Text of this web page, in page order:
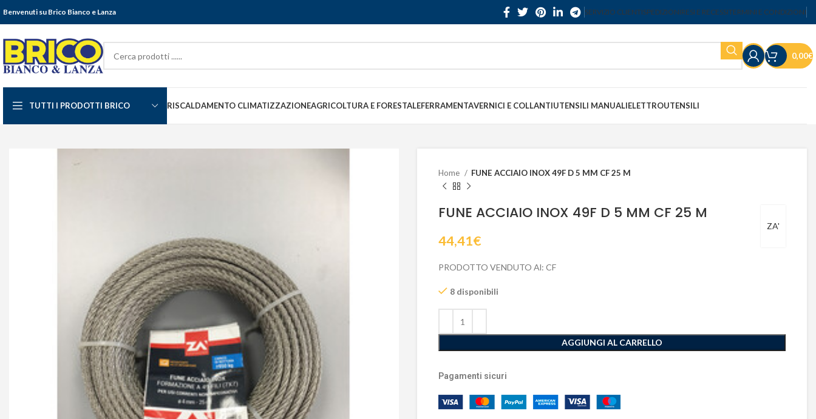
Benvenuti su Brico Bianco e Lanza SERVIZIO CLIENTISPEDIZIONIRESI E RECESSITERMINI E CONDIZIONI
0,00€
TUTTI I PRODOTTI BRICO RISCALDAMENTO CLIMATIZZAZIONEAGRICOLTURA E FORESTALEFERRAMENTAVERNICI E COLLANTIUTENSILI MANUALIELETTROUTENSILI
Home FUNE ACCIAIO INOX 49F D 5 MM CF 25 M
ZA'
FUNE ACCIAIO INOX 49F D 5 MM CF 25 M
44,41€
PRODOTTO VENDUTO Al: CF
8 disponibili
AGGIUNGI AL CARRELLO
Pagamenti sicuri